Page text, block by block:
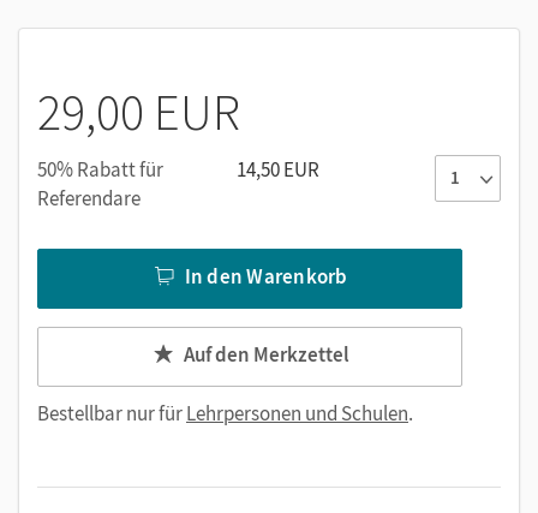
29,00 EUR
50% Rabatt für
Referendare
14,50 EUR
In den Warenkorb
Auf den Merkzettel
Bestellbar nur fürLehrpersonen und Schulen.